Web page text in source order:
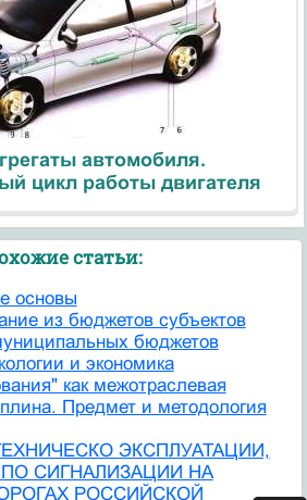
автомобиля.
цикл работы двигателя
статьи:
основы
из бюджетов субъектов
бюджетов
и экономика
как межотраслевая
Предмет и методология
ЭКСПЛУАТАЦИИ,
СИГНАЛИЗАЦИИ НА
РОССИЙСКОЙ